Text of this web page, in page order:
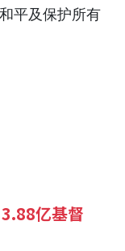
平及保护所有
亿基督